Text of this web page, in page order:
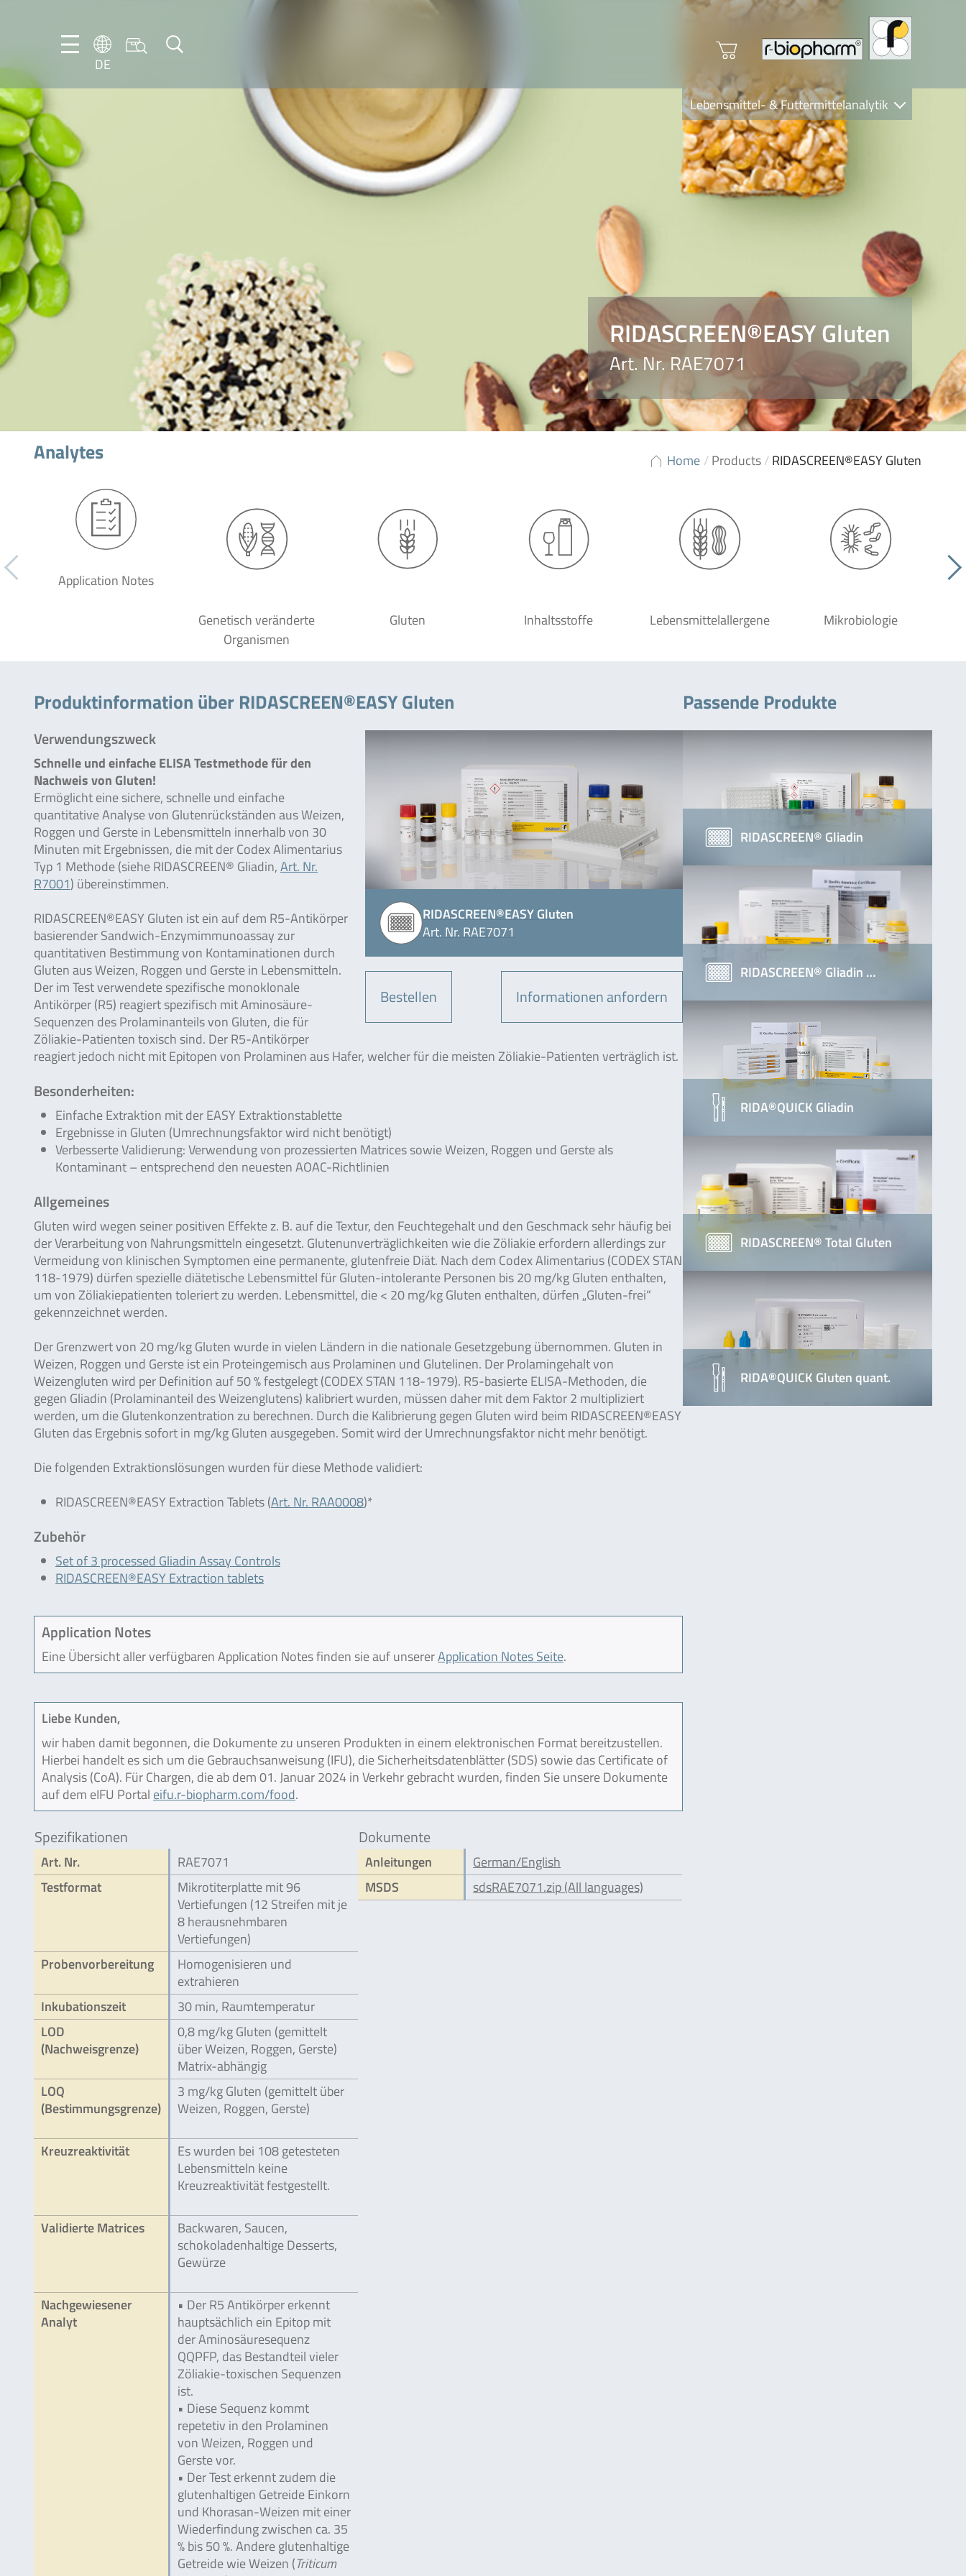
DE
DE
Lebensmittel- & Futtermittelanalytik
Clinical Diagnostics
R-Biopharm AG
Nutrition Care
RIDASCREEN®EASY Gluten
Art. Nr. RAE7071
Home /Products/RIDASCREEN®EASY Gluten
Analytes
Application Notes
Genetisch veränderte
Organismen
Gluten Inhaltsstoffe Lebensmittelallergene Mikrobiologie
Produktinformation über RIDASCREEN®EASY Gluten
RIDASCREEN®EASY Gluten
Art. Nr. RAE7071
Bestellen Informationen anfordern
Verwendungszweck
Schnelle und einfache ELISA Testmethode für den
Nachweis von Gluten!
Ermöglicht eine sichere, schnelle und einfache
quantitative Analyse von Glutenrückständen aus Weizen,
Roggen und Gerste in Lebensmitteln innerhalb von 30
Minuten mit Ergebnissen, die mit der Codex Alimentarius
Typ 1 Methode (siehe RIDASCREEN® Gliadin,Art. Nr.
R7001) übereinstimmen.
RIDASCREEN®EASY Gluten ist ein auf dem R5-Antikörper
basierender Sandwich-Enzymimmunoassay zur
quantitativen Bestimmung von Kontaminationen durch
Gluten aus Weizen, Roggen und Gerste in Lebensmitteln.
Der im Test verwendete spezifische monoklonale
Antikörper (R5) reagiert spezifisch mit Aminosäure-
Sequenzen des Prolaminanteils von Gluten, die für
Zöliakie-Patienten toxisch sind. Der R5-Antikörper
reagiert jedoch nicht mit Epitopen von Prolaminen aus Hafer, welcher für die meisten Zöliakie-Patienten verträglich ist.
Besonderheiten:
Einfache Extraktion mit der EASY Extraktionstablette
Ergebnisse in Gluten (Umrechnungsfaktor wird nicht benötigt)
Verbesserte Validierung: Verwendung von prozessierten Matrices sowie Weizen, Roggen und Gerste als
Kontaminant – entsprechend den neuesten AOAC-Richtlinien
Allgemeines
Gluten wird wegen seiner positiven Effekte z. B. auf die Textur, den Feuchtegehalt und den Geschmack sehr häufig bei
der Verarbeitung von Nahrungsmitteln eingesetzt. Glutenunverträglichkeiten wie die Zöliakie erfordern allerdings zur
Vermeidung von klinischen Symptomen eine permanente, glutenfreie Diät. Nach dem Codex Alimentarius (CODEX STAN
118-1979) dürfen spezielle diätetische Lebensmittel für Gluten-intolerante Personen bis 20 mg/kg Gluten enthalten,
um von Zöliakiepatienten toleriert zu werden. Lebensmittel, die < 20 mg/kg Gluten enthalten, dürfen „Gluten-frei“
gekennzeichnet werden.
Der Grenzwert von 20 mg/kg Gluten wurde in vielen Ländern in die nationale Gesetzgebung übernommen. Gluten in
Weizen, Roggen und Gerste ist ein Proteingemisch aus Prolaminen und Glutelinen. Der Prolamingehalt von
Weizengluten wird per Definition auf 50 % festgelegt (CODEX STAN 118-1979). R5-basierte ELISA-Methoden, die
gegen Gliadin (Prolaminanteil des Weizenglutens) kalibriert wurden, müssen daher mit dem Faktor 2 multipliziert
werden, um die Glutenkonzentration zu berechnen. Durch die Kalibrierung gegen Gluten wird beim RIDASCREEN®EASY
Gluten das Ergebnis sofort in mg/kg Gluten ausgegeben. Somit wird der Umrechnungsfaktor nicht mehr benötigt.
Die folgenden Extraktionslösungen wurden für diese Methode validiert:
RIDASCREEN®EASY Extraction Tablets (Art. Nr. RAA0008)*
Zubehör
Set of 3 processed Gliadin Assay Controls
RIDASCREEN®EASY Extraction tablets
Application Notes
Eine Übersicht aller verfügbaren Application Notes finden sie auf unsererApplication Notes Seite.
Liebe Kunden,
wir haben damit begonnen, die Dokumente zu unseren Produkten in einem elektronischen Format bereitzustellen.
Hierbei handelt es sich um die Gebrauchsanweisung (IFU), die Sicherheitsdatenblätter (SDS) sowie das Certificate of
Analysis (CoA). Für Chargen, die ab dem 01. Januar 2024 in Verkehr gebracht wurden, finden Sie unsere Dokumente
auf dem eIFU Portal eifu.r-biopharm.com/food.
Spezifikationen
Art. Nr.
RAE7071
Testformat
Mikrotiterplatte mit 96
Vertiefungen (12 Streifen mit je
8 herausnehmbaren
Vertiefungen)
Probenvorbereitung
Homogenisieren und
extrahieren
Inkubationszeit
30 min, Raumtemperatur
LOD
(Nachweisgrenze)
0,8 mg/kg Gluten (gemittelt
über Weizen, Roggen, Gerste)
Matrix-abhängig
LOQ
(Bestimmungsgrenze)
3 mg/kg Gluten (gemittelt über
Weizen, Roggen, Gerste)
Kreuzreaktivität
Es wurden bei 108 getesteten
Lebensmitteln keine
Kreuzreaktivität festgestellt.
Validierte Matrices
Backwaren, Saucen,
schokoladenhaltige Desserts,
Gewürze
Nachgewiesener
Analyt
• Der R5 Antikörper erkennt
hauptsächlich ein Epitop mit
der Aminosäuresequenz
QQPFP, das Bestandteil vieler
Zöliakie-toxischen Sequenzen
ist.
• Diese Sequenz kommt
repetetiv in den Prolaminen
von Weizen, Roggen und
Gerste vor.
• Der Test erkennt zudem die
glutenhaltigen Getreide Einkorn
und Khorasan-Weizen mit einer
Wiederfindung zwischen ca. 35
% bis 50 %. Andere glutenhaltige
Getreide wie Weizen (Triticum
Dokumente
Anleitungen
German/English
MSDS
sdsRAE7071.zip (All languages)
Passende Produkte
RIDASCREEN® Gliadin
RIDASCREEN® Gliadin …
RIDA®QUICK Gliadin
RIDASCREEN® Total Gluten
RIDA®QUICK Gluten quant.